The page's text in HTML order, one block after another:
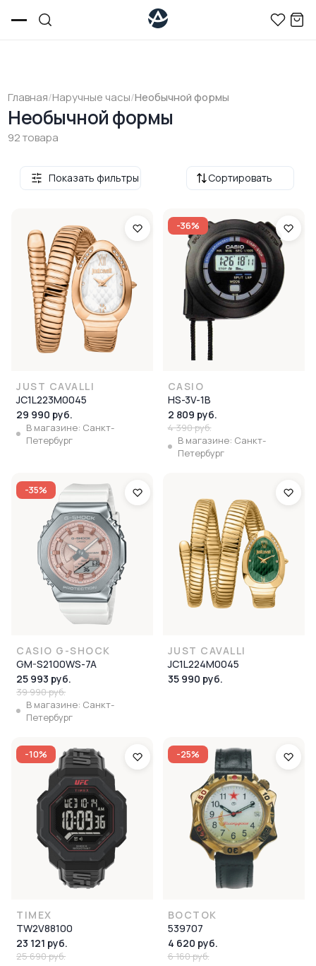
Главная/Наручные часы/Необычной формы
Необычной формы
92 товара
Сортировать
Показать фильтры
JUST CAVALLI
JC1L223M0045
29 990 руб.
В магазине: Санкт-
Петербург
-36%
CASIO
HS-3V-1B
2 809 руб.
4 390 руб.
В магазине: Санкт-
Петербург
-35%
CASIO G-SHOCK
GM-S2100WS-7A
25 993 руб.
39 990 руб.
В магазине: Санкт-
Петербург
JUST CAVALLI
JC1L224M0045
35 990 руб.
-10%
TIMEX
TW2V88100
23 121 руб.
25 690 руб.
-25%
ВОСТОК
539707
4 620 руб.
6 160 руб.